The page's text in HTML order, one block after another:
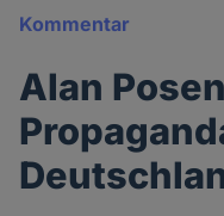
Kommentar
Alan